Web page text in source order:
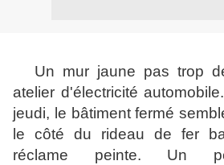
Un mur jaune pas trop
atelier d'électricité
jeudi, le bâtiment fermé
le côté du rideau de fer
réclame peinte. Un